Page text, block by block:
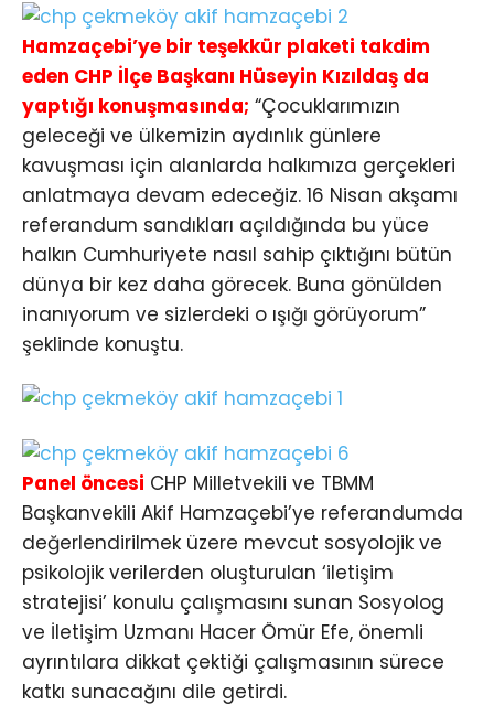
Hamzaçebi’ye bir teşekkür plaketi takdim
eden CHP İlçe Başkanı Hüseyin Kızıldaş da
yaptığı konuşmasında; “Çocuklarımızın
geleceği ve ülkemizin aydınlık günlere
kavuşması için alanlarda halkımıza gerçekleri
anlatmaya devam edeceğiz. 16 Nisan akşamı
referandum sandıkları açıldığında bu yüce
halkın Cumhuriyete nasıl sahip çıktığını bütün
dünya bir kez daha görecek. Buna gönülden
inanıyorum ve sizlerdeki o ışığı görüyorum”
şeklinde konuştu.
Panel öncesi CHP Milletvekili ve TBMM
Başkanvekili Akif Hamzaçebi’ye referandumda
değerlendirilmek üzere mevcut sosyolojik ve
psikolojik verilerden oluşturulan ‘iletişim
stratejisi’ konulu çalışmasını sunan Sosyolog
ve İletişim Uzmanı Hacer Ömür Efe, önemli
ayrıntılara dikkat çektiği çalışmasının sürece
katkı sunacağını dile getirdi.